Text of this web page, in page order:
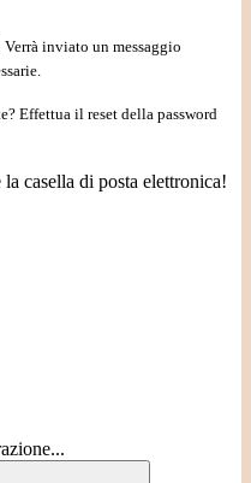
Verrà inviato un messaggio
Effettua il reset della password
casella di posta elettronica!